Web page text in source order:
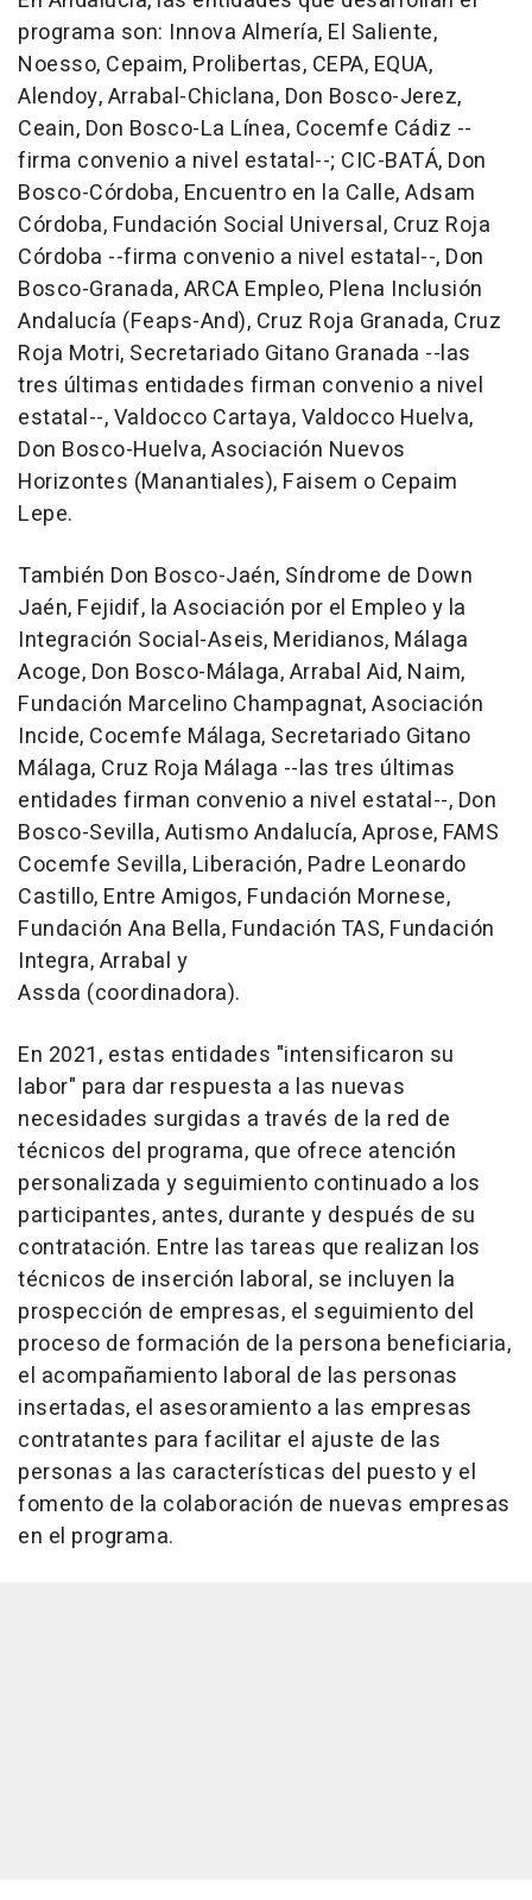
programa son: Innova Almería, El Saliente,
Noesso, Cepaim, Prolibertas, CEPA, EQUA,
Alendoy, Arrabal-Chiclana, Don Bosco-Jerez,
Ceain, Don Bosco-La Línea, Cocemfe Cádiz --
firma convenio a nivel estatal--; CIC-BATÁ, Don
Bosco-Córdoba, Encuentro en la Calle, Adsam
Córdoba, Fundación Social Universal, Cruz Roja
Córdoba --firma convenio a nivel estatal--, Don
Bosco-Granada, ARCA Empleo, Plena Inclusión
Andalucía (Feaps-And), Cruz Roja Granada, Cruz
Roja Motri, Secretariado Gitano Granada --las
tres últimas entidades firman convenio a nivel
estatal--, Valdocco Cartaya, Valdocco Huelva,
Don Bosco-Huelva, Asociación Nuevos
Horizontes (Manantiales), Faisem o Cepaim
Lepe.
También Don Bosco-Jaén, Síndrome de Down
Jaén, Fejidif, la Asociación por el Empleo y la
Integración Social-Aseis, Meridianos, Málaga
Acoge, Don Bosco-Málaga, Arrabal Aid, Naim,
Fundación Marcelino Champagnat, Asociación
Incide, Cocemfe Málaga, Secretariado Gitano
Málaga, Cruz Roja Málaga --las tres últimas
entidades firman convenio a nivel estatal--, Don
Bosco-Sevilla, Autismo Andalucía, Aprose, FAMS
Cocemfe Sevilla, Liberación, Padre Leonardo
Castillo, Entre Amigos, Fundación Mornese,
Fundación Ana Bella, Fundación TAS, Fundación
Integra, Arrabal y
Assda (coordinadora).
En 2021, estas entidades "intensificaron su
labor" para dar respuesta a las nuevas
necesidades surgidas a través de la red de
técnicos del programa, que ofrece atención
personalizada y seguimiento continuado a los
participantes, antes, durante y después de su
contratación. Entre las tareas que realizan los
técnicos de inserción laboral, se incluyen la
prospección de empresas, el seguimiento del
proceso de formación de la persona beneficiaria,
el acompañamiento laboral de las personas
insertadas, el asesoramiento a las empresas
contratantes para facilitar el ajuste de las
personas a las características del puesto y el
fomento de la colaboración de nuevas empresas
en el programa.